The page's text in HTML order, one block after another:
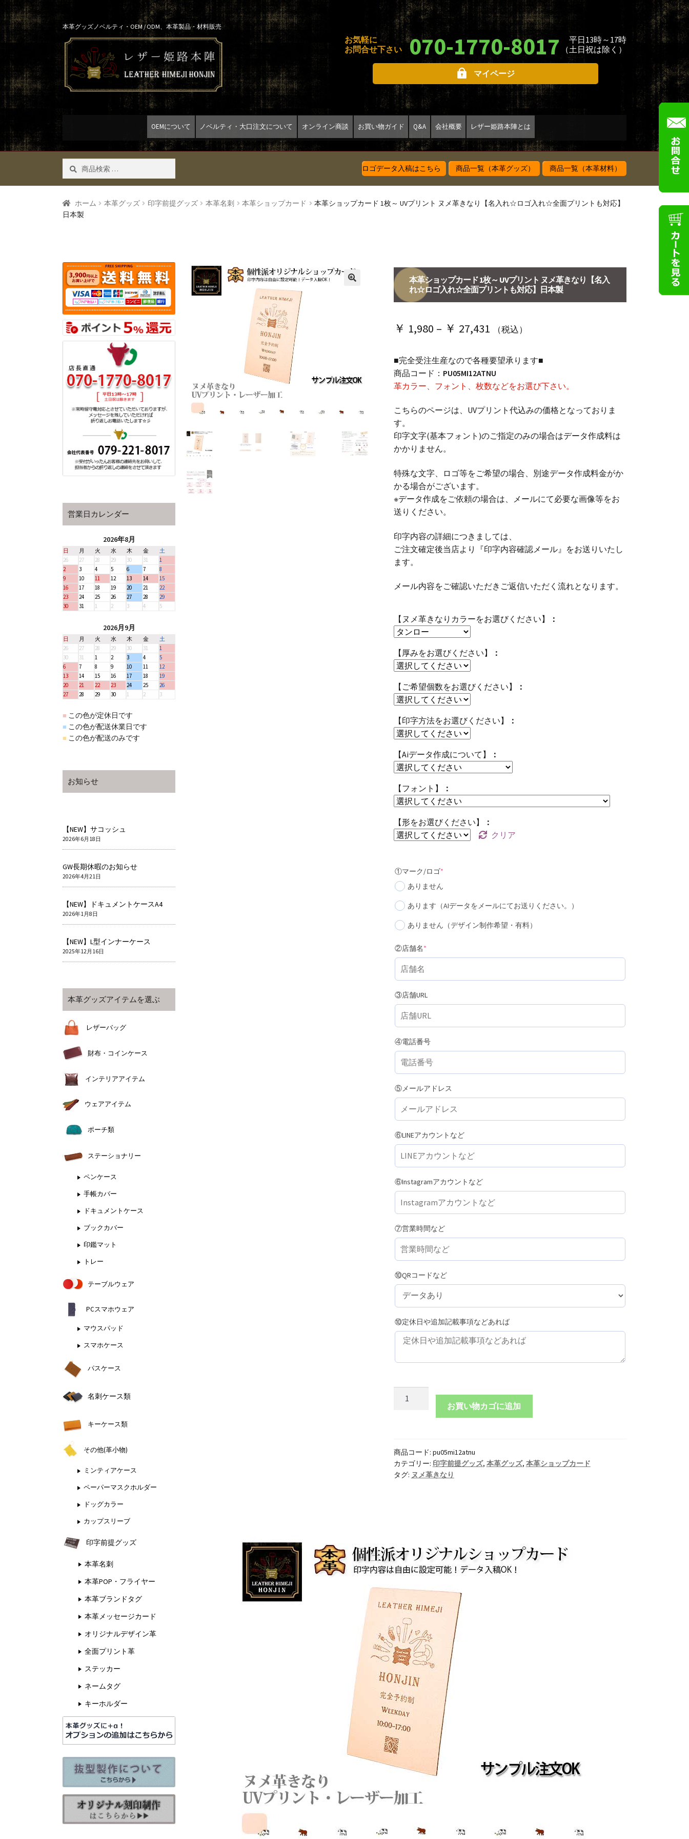
Skip
to
navigation
Skip
to
content
本革グッズノベルティ・OEM / ODM、本革製品・材料販売
お気軽に
お問合せ下さい
070-1770-8017
平日13時～17時
（土日祝は除く）
マイページ
OEMについて ノベルティ・大口注文について オンライン商談 お買い物ガイド Q&A 会社概要 レザー姫路本陣とは
対
象:
検索 ロゴデータ入稿はこちら 商品一覧（本革グッズ） 商品一覧（本革材料）
ホーム 本革グッズ 印字前提グッズ 本革名刺 本革ショップカード
本革ショップカード 1枚～ UVプリント ヌメ革きなり【名入れ☆ロゴ入れ☆全面プリントも対応】
日本製
本革ショップカード 1枚～ UVプリント ヌメ革きなり【名入
れ☆ロゴ入れ☆全面プリントも対応】日本製
￥ 1,980 – ￥ 27,431 価
帯:
￥ 1,980
（税込）
■完全受注生産なので各種要望承ります■
商品コード： PU05MI12ATNU
革カラー、フォント、枚数などをお選び下さい。
こちらのページは、UVプリント代込みの価格となっておりま
す。
印字文字(基本フォント)のご指定のみの場合はデータ作成料は
かかりません。
特殊な文字、ロゴ等をご希望の場合、別途データ作成料金がか
かる場合がございます。
※データ作成をご依頼の場合は、メールにて必要な画像等をお
送りください。
印字内容の詳細につきましては、
ご注文確定後当店より『印字内容確認メール』をお送りいたし
ます。
メール内容をご確認いただきご返信いただく流れとなります。
【ヌメ革きなりカラーをお選びください】
【厚みをお選びください】
【ご希望個数をお選びください】
【印字方法をお選びください】
【Aiデータ作成について】
【フォント】
【形をお選びください】
クリア
①マーク/ロゴ*(required)
ありません
あります（AIデータをメールにてお送りください。）
ありません（デザイン制作希望・有料）
②店舗名*(required)
③店舗URL
④電話番号
⑤メールアドレス
⑥LINEアカウントなど
⑥Instagramアカウントなど
⑦営業時間など
⑩QRコードなど
⑩定休日や追加記載事項などあれば
プ
カ
UV
プ
リ
ヌ
メ
革
き
な
り
【名
入
れ
☆
ロ
ゴ
入
☆
全
お買い物カゴに追加
商品コード: pu05mi12atnu
カテゴリー: 印字前提グッズ, 本革グッズ, 本革ショップカード
タグ: ヌメ革きなり
営業日カレンダー
2026年8月
日 月 火 水 木 金
土
26
27 28 29 30 31
1
2
3 4 5 6 7
8
9
10 11 12 13 14
15
16
17 18 19 20 21
22
23
24 25 26 27 28
29
30
31 1 2 3 4 5
2026月9月
日 月 火 水 木 金
土
26
27 28 29 30 31
1
30
31 1 2 3 4
5
6
7 8 9 10 11
12
13
14 15 16 17 18
19
20
21 22 23 24 25
26
27
28 29 30 1 2 3
■ この色が定休日です
■ この色が配送休業日です
■ この色が配送のみです
お知らせ
【NEW】サコッシュ
2026年6月18日
GW長期休暇のお知らせ
2026年4月21日
【NEW】ドキュメントケースA4
2026年1月8日
【NEW】L型インナーケース
2025年12月16日
本革グッズアイテムを選ぶ
レザーバッグ
財布・コインケース
インテリアアイテム
ウェアアイテム
ポーチ類
ステーショナリー
ペンケース
手帳カバー
ドキュメントケース
ブックカバー
印鑑マット
トレー
テーブルウェア
PCスマホウェア
マウスパッド
スマホケース
パスケース
名刺ケース類
キーケース類
その他(革小物)
ミンティアケース
ペーパーマスクホルダー
ドッグカラー
カップスリーブ
印字前提グッズ
本革名刺
本革POP・フライヤー
本革ブランドタグ
本革メッセージカード
オリジナルデザイン革
全面プリント革
ステッカー
ネームタグ
キーホルダー